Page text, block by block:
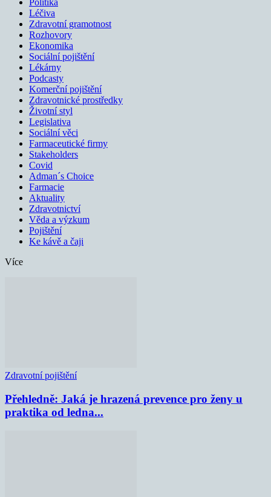
Politika
Léčiva
Zdravotní gramotnost
Rozhovory
Ekonomika
Sociální pojištění
Lékárny
Podcasty
Komerční pojištění
Zdravotnické prostředky
Životní styl
Legislativa
Sociální věci
Farmaceutické firmy
Stakeholders
Covid
Adman´s Choice
Farmacie
Aktuality
Zdravotnictví
Věda a výzkum
Pojištění
Ke kávě a čaji
Více
Zdravotní pojištění
Přehledně: Jaká je hrazená prevence pro ženy u
praktika od ledna...